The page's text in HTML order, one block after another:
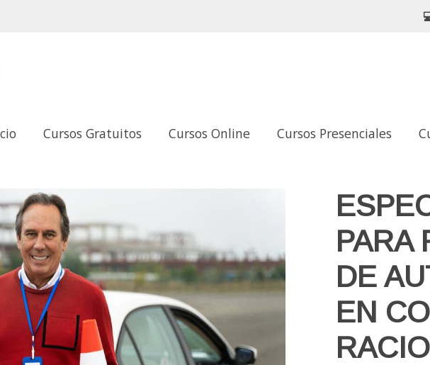
Cursos Gratuitos Cursos Online Cursos Presenciales
PARA
DE
EN